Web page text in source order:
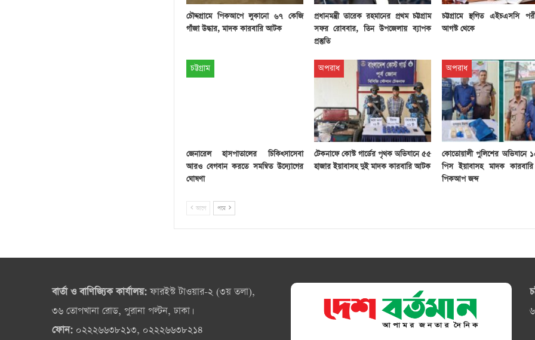
চৌদ্দগ্রামে পিকআপে লুকানো ৬৭ কেজি
গাঁজা উদ্ধার, মাদক কারবারি আটক
প্রধানমন্ত্রী তারেক রহমানের প্রথম চট্টগ্রাম
সফর রোববার, তিন উপজেলায় ব্যাপক
প্রস্তুতি
চট্টগ্রামে স্থগিত এইচএসসি
আগস্ট থেকে
চট্টগ্রাম
জেনারেল হাসপাতালের চিকিৎসাসেবা
আরও বেগবান করতে সমন্বিত উদ্যোগের
ঘোষণা
অপরাধ
টেকনাফে কোস্ট গার্ডের পৃথক অভিযানে ৫৫
হাজার ইয়াবাসহ দুই মাদক কারবারি আটক
অপরাধ
কোতোয়ালী পুলিশের অভিযানে
পিস ইয়াবাসহ মাদক কারবারি
পিকআপ জব্দ
আগে পরে
বার্তা ও বাণিজ্যিক কার্যালয়:ফারইস্ট টাওয়ার-২ (৩য় তলা),
৩৬ তোপখানা রোড, পুরানা পল্টন, ঢাকা।
ফোন: ০২২২৬৬৩৮২১৩, ০২২২৬৬৩৮২১৪